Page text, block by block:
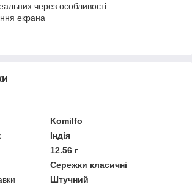
через особливості
екрана
Komilfo
Індія
12.56 г
Сережки класичні
Штучний